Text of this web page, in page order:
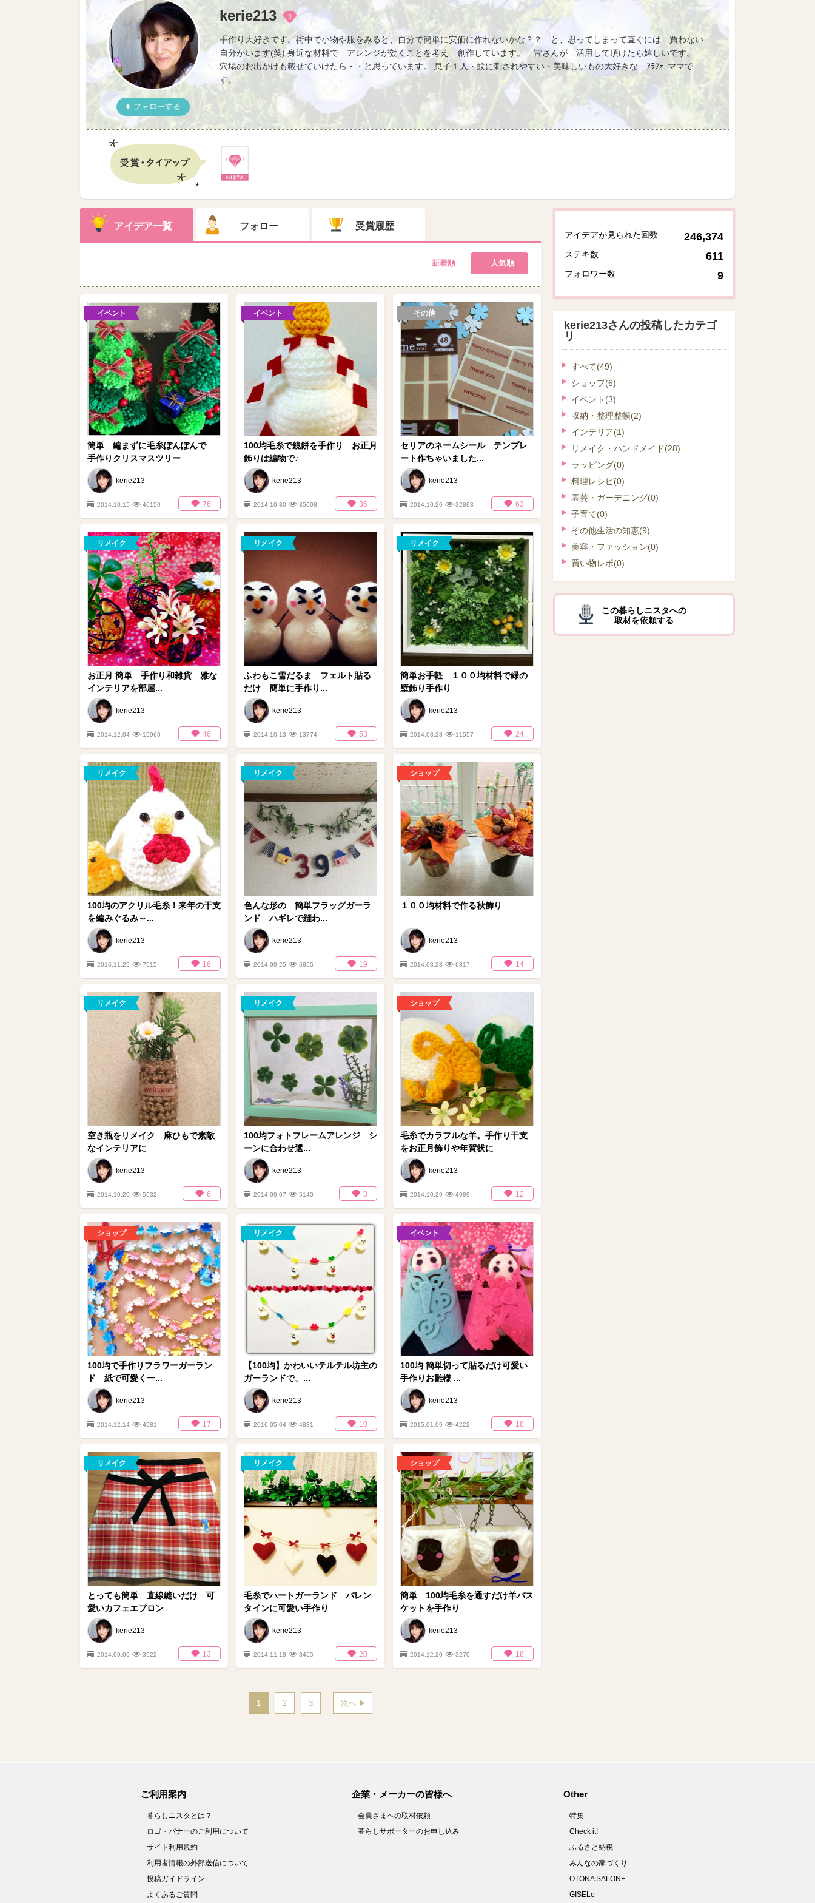
kerie213 1
手作り大好きです。街中で小物や服をみると、自分で簡単に安価に作れないかな？？ と、思ってしまって直ぐには 買わない
自分がいます(笑) 身近な材料で アレンジが効くことを考え 創作しています。 皆さんが 活用して頂けたら嬉しいです。
穴場のお出かけも載せていけたら・・と思っています。 息子１人・蚊に刺されやすい・美味しいもの大好きな ｱﾗﾌｫｰママで
す。
フォローする
アイデア一覧 フォロー 受賞履歴
新着順 人気順
イベント
簡単 編まずに毛糸ぽんぽんで
手作りクリスマスツリー
kerie213
2014.10.15 46150 76
イベント
100均毛糸で鏡餅を手作り お正月
飾りは編物で♪
kerie213
2014.10.30 35008 35
その他
セリアのネームシール テンプレ
ート作ちゃいました...
kerie213
2014.10.20 32863 63
リメイク
お正月 簡単 手作り和雑貨 雅な
インテリアを部屋...
kerie213
2014.12.04 15960 46
リメイク
ふわもこ雪だるま フェルト貼る
だけ 簡単に手作り...
kerie213
2014.10.13 13774 53
リメイク
簡単お手軽 １００均材料で緑の
壁飾り手作り
kerie213
2014.08.28 11557 24
リメイク
100均のアクリル毛糸！来年の干支
を編みぐるみ～...
kerie213
2016.11.25 7515 16
リメイク
色んな形の 簡単フラッグガーラ
ンド ハギレで縫わ...
kerie213
2014.09.25 6855 19
ショップ
１００均材料で作る秋飾り
kerie213
2014.08.28 6317 14
リメイク
空き瓶をリメイク 麻ひもで素敵
なインテリアに
kerie213
2014.10.20 5632 6
リメイク
100均フォトフレームアレンジ シ
ーンに合わせ選...
kerie213
2014.09.07 5140 3
ショップ
毛糸でカラフルな羊。手作り干支
をお正月飾りや年賀状に
kerie213
2014.10.29 4989 12
ショップ
100均で手作りフラワーガーラン
ド 紙で可愛く一...
kerie213
2014.12.14 4981 17
リメイク
【100均】かわいいテルテル坊主の
ガーランドで、...
kerie213
2016.05.04 4831 10
イベント
100均 簡単切って貼るだけ可愛い
手作りお雛様 ...
kerie213
2015.01.09 4222 18
リメイク
とっても簡単 直線縫いだけ 可
愛いカフェエプロン
kerie213
2014.09.06 3622 13
リメイク
毛糸でハートガーランド バレン
タインに可愛い手作り
kerie213
2014.11.18 3465 20
ショップ
簡単 100均毛糸を通すだけ羊バス
ケットを手作り
kerie213
2014.12.20 3270 18
1 2 3 次へ
アイデアが見られた回数 246,374
ステキ数 611
フォロワー数 9
kerie213さんの投稿したカテゴ
リ
すべて(49)
ショップ(6)
イベント (3)
収納・整理整頓(2)
インテリア(1)
リメイク・ハンドメイド(28)
ラッピング(0)
料理レシピ(0)
園芸・ガーデニング(0)
子育て(0)
その他生活の知恵(9)
美容・ファッション(0)
買い物レポ(0)
この暮らしニスタへの
取材を依頼する
ご利用案内
暮らしニスタとは？
ロゴ・バナーのご利用について
サイト利用規約
利用者情報の外部送信について
投稿ガイドライン
よくあるご質問
企業・メーカーの皆様へ
会員さまへの取材依頼
暮らしサポーターのお申し込み
Other
特集
Check it!
ふるさと納税
みんなの家づくり
OTONA SALONE
GISELe